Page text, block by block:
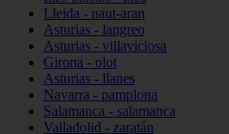
Lleida - naut-aran
Asturias - langreo
Asturias - villaviciosa
Girona - olot
Asturias - llanes
Navarra - pamplona
Salamanca - salamanca
Valladolid - zaratán